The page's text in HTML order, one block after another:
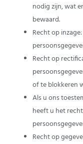
nodig zijn, wat
bewaard.
Recht op
Recht op
of te blokkeren
Als u ons
heeft u het
Recht op